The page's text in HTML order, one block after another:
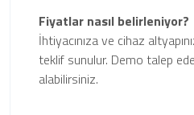
Fiyatlar nasıl belirleniyor?
İhtiyacınıza ve cihaz
teklif sunulur. Demo talep
alabilirsiniz.